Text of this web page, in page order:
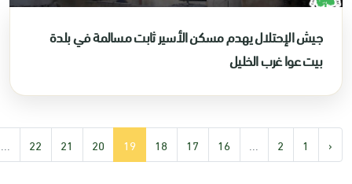
جيش الإحتلال يهدم مسكن الأسير ثابت مسالمة في بلدة
بيت عوا غرب الخليل
‹
1
2
...
16
17
18
19
20
21
22
...